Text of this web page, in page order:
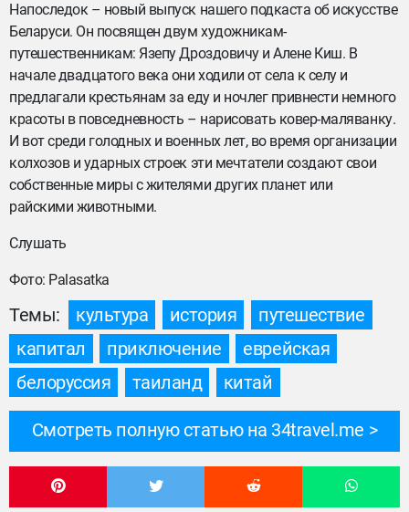
Напоследок – новый выпуск нашего подкаста об искусстве
Беларуси. Он посвящен двум художникам-
путешественникам: Язепу Дроздовичу и Алене Киш. В
начале двадцатого века они ходили от села к селу и
предлагали крестьянам за еду и ночлег привнести немного
красоты в повседневность – нарисовать ковер-маляванку.
И вот среди голодных и военных лет, во время организации
колхозов и ударных строек эти мечтатели создают свои
собственные миры с жителями других планет или
райскими животными.
Слушать
Фото: Palasatka
Темы: культура история
путешествие
капитал
приключение
еврейская
белоруссия
таиланд китай
Смотреть полную статью на 34travel.me